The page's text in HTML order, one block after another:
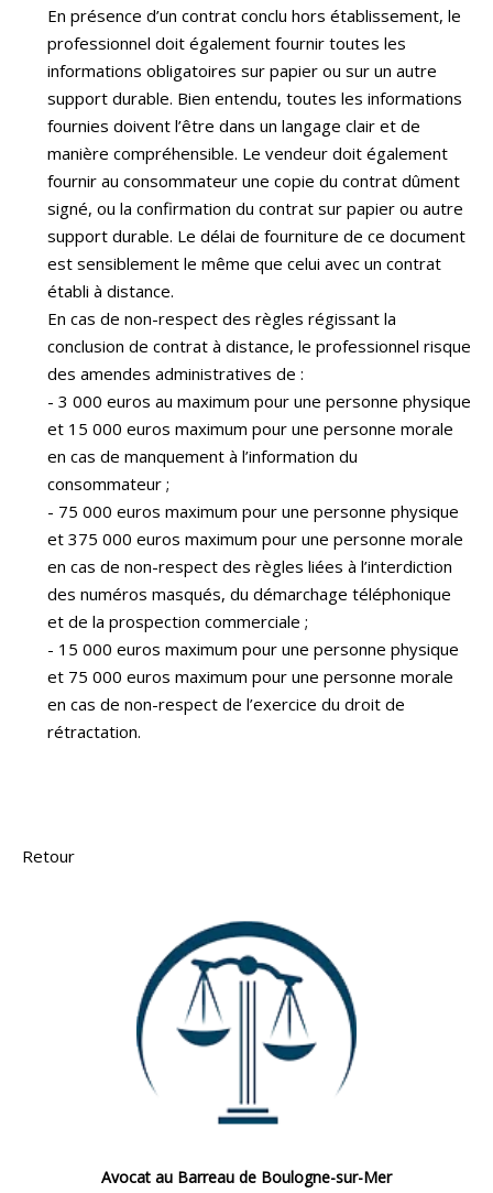
En présence d’un contrat conclu hors établissement, le
professionnel doit également fournir toutes les
informations obligatoires sur papier ou sur un autre
support durable. Bien entendu, toutes les informations
fournies doivent l’être dans un langage clair et de
manière compréhensible. Le vendeur doit également
fournir au consommateur une copie du contrat dûment
signé, ou la confirmation du contrat sur papier ou autre
support durable. Le délai de fourniture de ce document
est sensiblement le même que celui avec un contrat
établi à distance.
En cas de non-respect des règles régissant la
conclusion de contrat à distance, le professionnel risque
des amendes administratives de :
- 3 000 euros au maximum pour une personne physique
et 15 000 euros maximum pour une personne morale
en cas de manquement à l’information du
consommateur ;
- 75 000 euros maximum pour une personne physique
et 375 000 euros maximum pour une personne morale
en cas de non-respect des règles liées à l’interdiction
des numéros masqués, du démarchage téléphonique
et de la prospection commerciale ;
- 15 000 euros maximum pour une personne physique
et 75 000 euros maximum pour une personne morale
en cas de non-respect de l’exercice du droit de
rétractation.
Retour
Avocat au Barreau de Boulogne-sur-Mer